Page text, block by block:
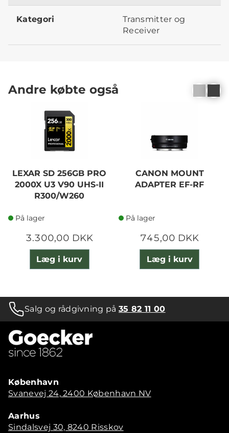
Kategori
Transmitter og
Receiver
Andre købte også
LEXAR SD 256GB PRO
2000X U3 V90 UHS-II
R300/W260
På lager
3.300,00 DKK
Læg i kurv
CANON MOUNT
ADAPTER EF-RF
På lager
745,00 DKK
Læg i kurv
Salg og rådgivning på35 82 11 00
København
Svanevej 24, 2400 København NV
Aarhus
Sindalsvej 30, 8240 Risskov